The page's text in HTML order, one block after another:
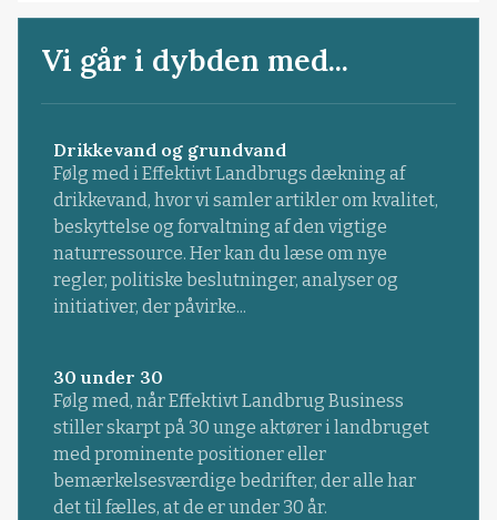
Vi går i dybden med...
Drikkevand og grundvand
Følg med i Effektivt Landbrugs dækning af
drikkevand, hvor vi samler artikler om kvalitet,
beskyttelse og forvaltning af den vigtige
naturressource. Her kan du læse om nye
regler, politiske beslutninger, analyser og
initiativer, der påvirke...
30 under 30
Følg med, når Effektivt Landbrug Business
stiller skarpt på 30 unge aktører i landbruget
med prominente positioner eller
bemærkelsesværdige bedrifter, der alle har
det til fælles, at de er under 30 år.